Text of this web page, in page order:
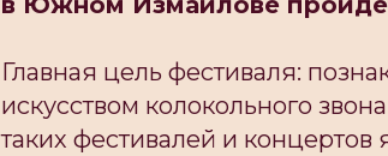
Главная цель фестиваля:
искусством колокольного
таких фестивалей и